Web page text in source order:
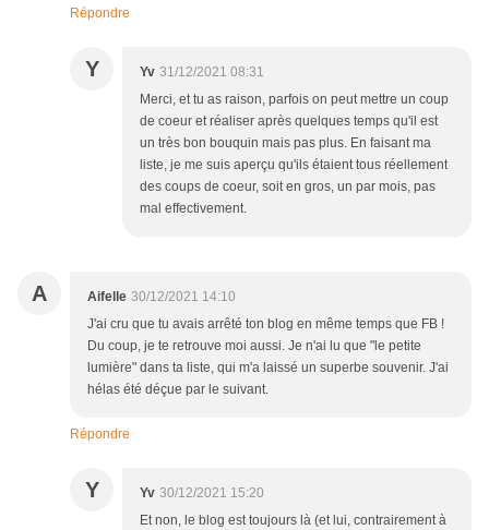
Répondre
Y Yv 31/12/2021 08:31
Merci, et tu as raison, parfois on peut mettre un coup
de coeur et réaliser après quelques temps qu'il est
un très bon bouquin mais pas plus. En faisant ma
liste, je me suis aperçu qu'ils étaient tous réellement
des coups de coeur, soit en gros, un par mois, pas
mal effectivement.
A Aifelle 30/12/2021 14:10
J'ai cru que tu avais arrêté ton blog en même temps que FB !
Du coup, je te retrouve moi aussi. Je n'ai lu que "le petite
lumière" dans ta liste, qui m'a laissé un superbe souvenir. J'ai
hélas été déçue par le suivant.
Répondre
Y Yv 30/12/2021 15:20
Et non, le blog est toujours là (et lui, contrairement à